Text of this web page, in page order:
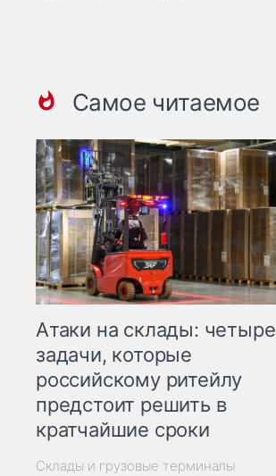
Самое читаемое
Атаки на склады: четыре
задачи, которые
российскому ритейлу
предстоит решить в
кратчайшие сроки
Склады и грузовые терминалы